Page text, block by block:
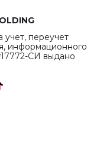
учет, переучет
информационного
СИ выдано